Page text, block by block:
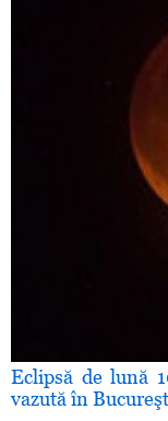
Eclipsă de lună
vazută în